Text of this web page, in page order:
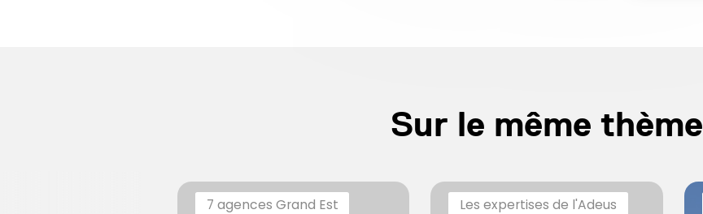
Sur le même thème
7 agences Grand Est Les expertises de l'Adeus